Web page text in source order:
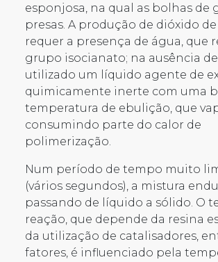
esponjosa, na qual as bolhas de
presas. A produção de dióxido
requer a presença de água, que
grupo isocianato; na ausência
utilizado um líquido agente de
quimicamente inerte com uma
temperatura de ebulição, que
consumindo parte do calor de
polimerização.
Num período de tempo muito
(vários segundos), a mistura
passando de líquido a sólido. O
reação, que depende da resina
da utilização de catalisadores,
fatores, é influenciado pela